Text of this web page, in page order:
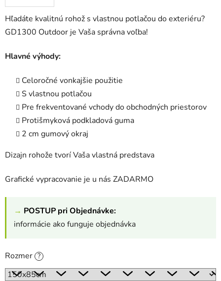
Hľadáte kvalitnú rohož s vlastnou potlačou do exteriéru?
GD1300 Outdoor je Vaša správna voľba!
Hlavné výhody:
Celoročné vonkajšie použitie
S vlastnou potlačou
Pre frekventované vchody do obchodných priestorov
Protišmyková podkladová guma
2 cm gumový okraj
Dizajn rohože tvorí Vaša vlastná predstava
Grafické vypracovanie je u nás ZADARMO
→ POSTUP pri Objednávke:
informácie ako funguje objednávka
Rozmer ?